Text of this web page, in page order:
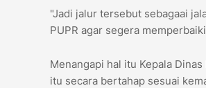
"Jadi jalur tersebut sebagaai
PUPR agar segera
Menangapi hal itu Kepala
itu secara bertahap sesuai